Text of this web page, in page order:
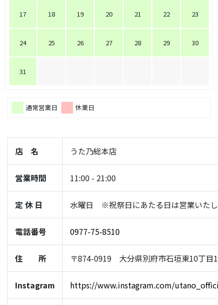
17 18 19 20 21 22 23
24 25 26 27 28 29 30
31
通常営業日 休業日
店 名 うた乃総本店
営業時間 11:00 - 21:00
定 休 日 水曜日 ※祝祭日にあたる日は営業いた
電話番号 0977-75-8510
住 所 〒874-0919 大分県別府市石垣東10丁目
Instagram https://www.instagram.com/